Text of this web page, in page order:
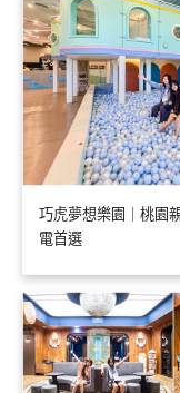
巧虎夢想樂園｜桃園
電首選